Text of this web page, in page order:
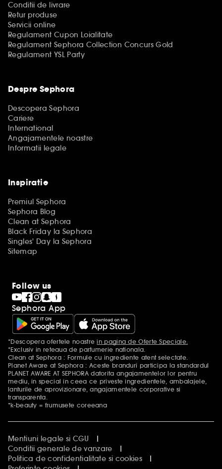
Conditii de livrare
Retur produse
Servicii online
Regulament Cupon Loialitate
Regulament Sephora Collection Concurs Gold
Regulament YSL Party
Despre Sephora
Descopera Sephora
Cariere
International
Angajamentele noastre
Informatii legale
Inspiratie
Premiul Sephora
Sephora Blog
Clean at Sephora
Black Friday la Sephora
Singles' Day la Sephora
Sitemap
Follow us
Sephora App
Mentiuni aditionale
*Descopera ofertele noastrein pagina de Oferte Speciale.
*Exclusiv in reteaua de parfumerie nationala.
Clean at Sephora : Formule cu ingrediente atent selectate.
Planet Aware at Sephora : Aceste branduri participa la standardul
PLANET AWARE AT SEPHORA datorita angajamentelor lor pentru
mediu, in special in ceea ce priveste ingredientele, ambalajele,
lanturile de aprovizionare, angajamentele corporative si
transparenta.
*k-beauty = frumusete coreeana
Mentiuni legale si CGU
Conditii generale de vanzare
Politica de confidentialitate si cookies